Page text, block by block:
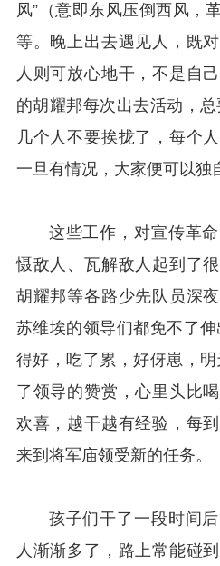
风”（意即东风压倒西风，
等。晚上出去遇见人，既
人则可放心地干，不是自
的胡耀邦每次出去活动，
几个人不要挨拢了，每个
一旦有情况，大家便可以独
这些工作，对宣传革
慑敌人、瓦解敌人起到了
胡耀邦等各路少先队员深
苏维埃的领导们都免不了
得好，吃了累，好伢崽，明
了领导的赞赏，心里头比
欢喜，越干越有经验，每
来到将军庙领受新的任务。
孩子们干了一段时间
人渐渐多了，路上常能碰